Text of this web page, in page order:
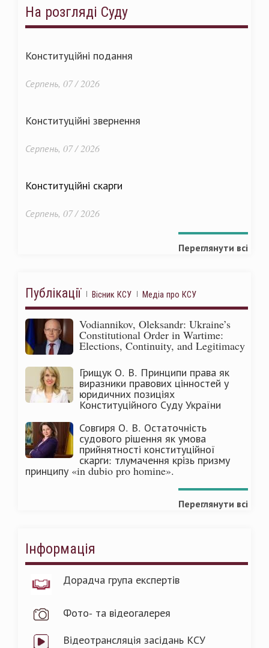
На розгляді Суду
Конституційні подання
Серпень, 07 / 2026
Конституційні звернення
Серпень, 07 / 2026
Конституційні скарги
Серпень, 07 / 2026
Переглянути всі
Публікації Вісник КСУ Медіа про КСУ
Vodiannikov, Oleksandr: Ukraine’s
Constitutional Order in Wartime:
Elections, Continuity, and Legitimacy
Грищук О. В. Принципи права як
виразники правових цінностей у
юридичних позиціях
Конституційного Суду України
Совгиря О. В. Остаточність
судового рішення як умова
прийнятності конституційної
скарги: тлумачення крізь призму
принципу «in dubio pro homine».
Переглянути всі
Інформація
Дорадча група експертів
Фото- та відеогалерея
Відеотрансляція засідань КСУ